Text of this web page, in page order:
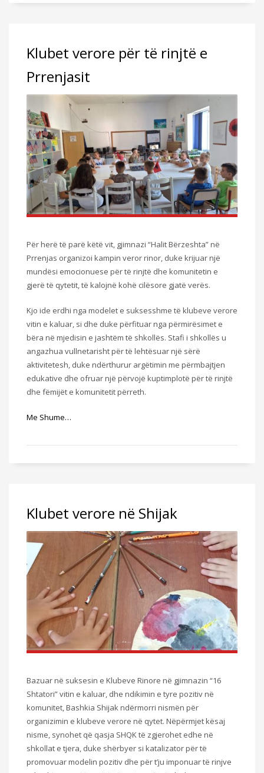
Klubet verore për të rinjtë e
Prrenjasit
Për herë të parë këtë vit, gjimnazi “Halit Bërzeshta” në
Prrenjas organizoi kampin veror rinor, duke krijuar një
mundësi emocionuese për të rinjtë dhe komunitetin e
gjerë të qytetit, të kalojnë kohë cilësore gjatë verës.
Kjo ide erdhi nga modelet e suksesshme të klubeve verore
vitin e kaluar, si dhe duke përfituar nga përmirësimet e
bëra në mjedisin e jashtëm të shkollës. Stafi i shkollës u
angazhua vullnetarisht për të lehtësuar një sërë
aktivitetesh, duke ndërthurur argëtimin me përmbajtjen
edukative dhe ofruar një përvojë kuptimplotë për të rinjtë
dhe fëmijët e komunitetit përreth.
Me Shume…
Klubet verore në Shijak
Bazuar në suksesin e Klubeve Rinore në gjimnazin “16
Shtatori” vitin e kaluar, dhe ndikimin e tyre pozitiv në
komunitet, Bashkia Shijak ndërmorri nismën për
organizimin e klubeve verore në qytet. Nëpërmjet kësaj
nisme, synohet që qasja SHQK të zgjerohet edhe në
shkollat e tjera, duke shërbyer si katalizator për të
promovuar modelin pozitiv dhe për t’ju imponuar të rinjve